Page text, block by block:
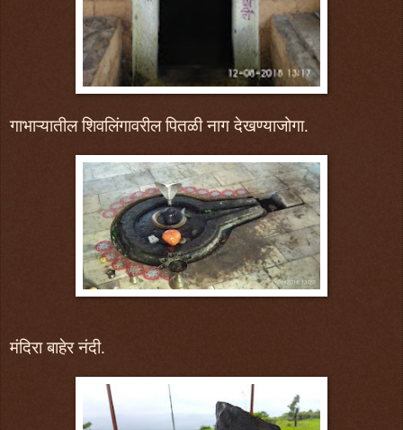
गाभाऱ्यातील शिवलिंगावरील पितळी नाग देखण्याजोगा.
मंदिरा बाहेर नंदी.